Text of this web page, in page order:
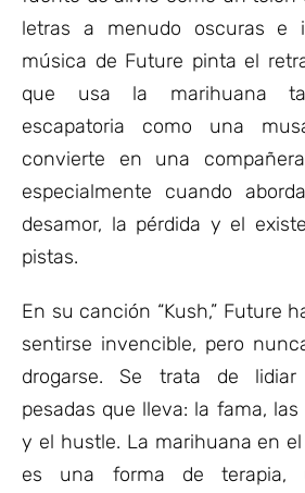
letras a menudo oscuras e
música de Future pinta el
que usa la marihuana
escapatoria como una
convierte en una
especialmente cuando
desamor, la pérdida y el
pistas.
En su canción “Kush,” Future
sentirse invencible, pero
drogarse. Se trata de
pesadas que lleva: la fama,
y el hustle. La marihuana en
es una forma de terapia,